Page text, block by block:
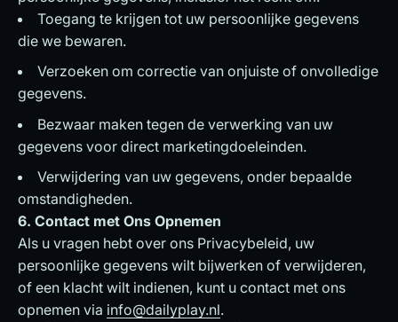
Toegang te krijgen tot uw persoonlijke gegevens
die we bewaren.
Verzoeken om correctie van onjuiste of onvolledige
gegevens.
Bezwaar maken tegen de verwerking van uw
gegevens voor direct marketingdoeleinden.
Verwijdering van uw gegevens, onder bepaalde
omstandigheden.
6. Contact met Ons Opnemen
Als u vragen hebt over ons Privacybeleid, uw
persoonlijke gegevens wilt bijwerken of verwijderen,
of een klacht wilt indienen, kunt u contact met ons
opnemen via info@dailyplay.nl.